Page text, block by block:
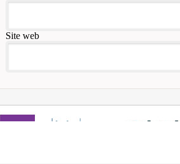
Site web